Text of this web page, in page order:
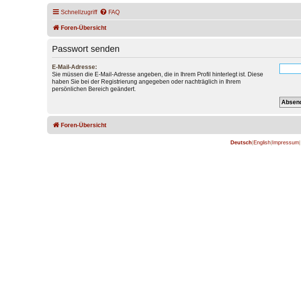
Schnellzugriff FAQ
Foren-Übersicht
Passwort senden
E-Mail-Adresse:
Sie müssen die E-Mail-Adresse angeben, die in Ihrem Profil hinterlegt ist. Diese
haben Sie bei der Registrierung angegeben oder nachträglich in Ihrem
persönlichen Bereich geändert.
Foren-Übersicht
Deutsch English Impressum